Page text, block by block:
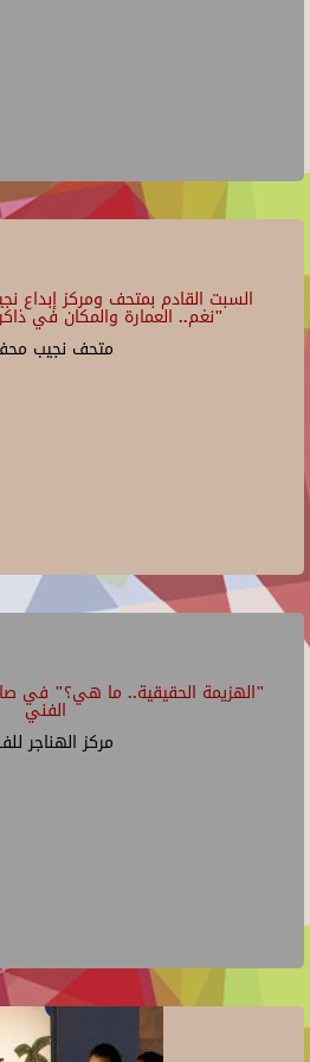
السبت القادم بمتحف ومركز إبداع
"نغم.. العمارة والمكان في
متحف نجيب
"الهزيمة الحقيقية.. ما هي؟" في
الفني
مركز الهناجر